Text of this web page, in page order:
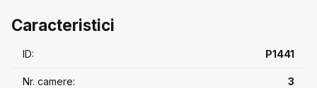
Detalii apartament:
• Confort 1
• 1 baie cu geam exterior
Caracteristici
ID: P1441
Nr. camere: 3